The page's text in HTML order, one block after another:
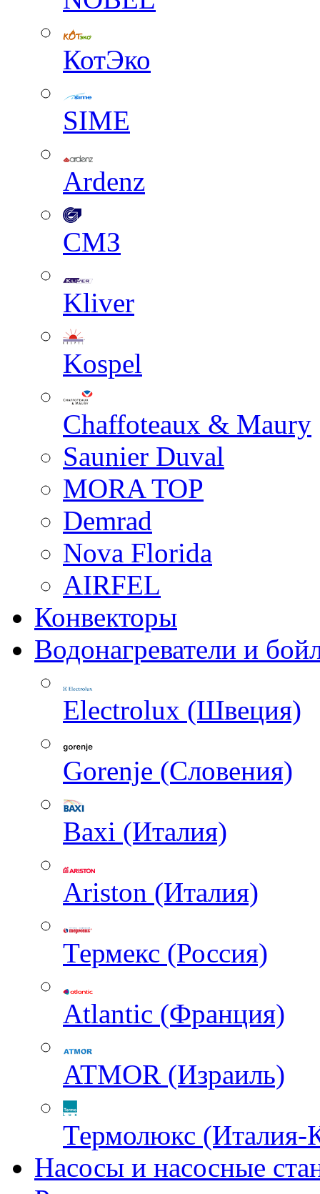
КотЭко
SIME
Ardenz
СМЗ
Kliver
Kospel
Chaffoteaux & Maury
Saunier Duval
MORA TOP
Demrad
Nova Florida
AIRFEL
Конвекторы
Водонагреватели и
Electrolux (Швеция)
Gorenje (Словения)
Baxi (Италия)
Ariston (Италия)
Термекс (Россия)
Atlantic (Франция)
ATMOR (Израиль)
Термолюкс (Италия-
Насосы и насосные